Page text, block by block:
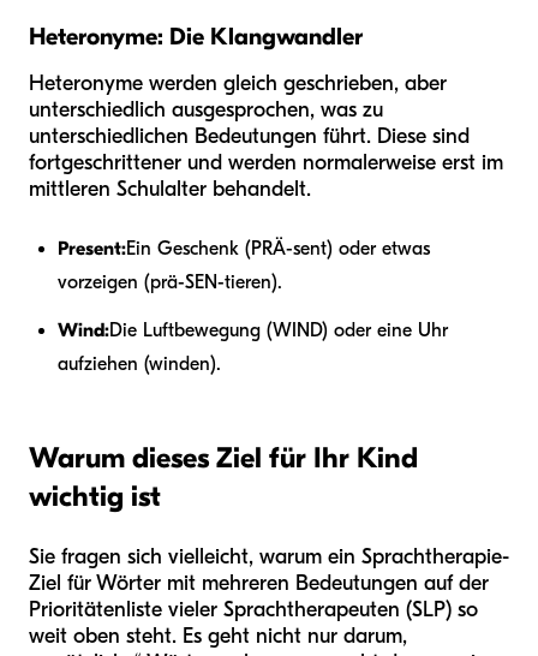
Heteronyme: Die Klangwandler
Heteronyme werden gleich geschrieben, aber
unterschiedlich ausgesprochen, was zu
unterschiedlichen Bedeutungen führt. Diese sind
fortgeschrittener und werden normalerweise erst im
mittleren Schulalter behandelt.
Present:Ein Geschenk (PRÄ-sent) oder etwas
vorzeigen (prä-SEN-tieren).
Wind:Die Luftbewegung (WIND) oder eine Uhr
aufziehen (winden).
Warum dieses Ziel für Ihr Kind
wichtig ist
Sie fragen sich vielleicht, warum ein Sprachtherapie-
Ziel für Wörter mit mehreren Bedeutungen auf der
Prioritätenliste vieler Sprachtherapeuten (SLP) so
weit oben steht. Es geht nicht nur darum,